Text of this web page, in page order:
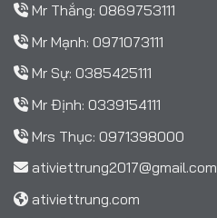
Mr Thắng: 0869753111
Mr Mạnh: 0971073111
Mr Sự: 0385425111
Mr Định: 0339154111
Mrs Thục: 0971398000
ativiettrung2017@gmail.com
ativiettrung.com